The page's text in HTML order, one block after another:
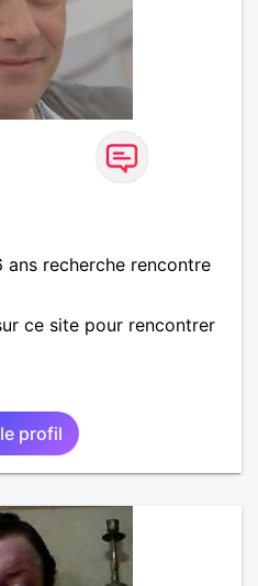
recherche rencontre
ce site pour rencontrer
profil